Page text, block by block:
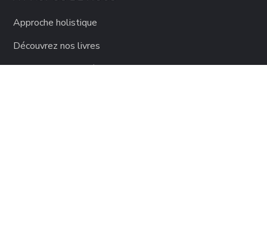
Approche holistique
Découvrez nos livres
Partenaires Engagés